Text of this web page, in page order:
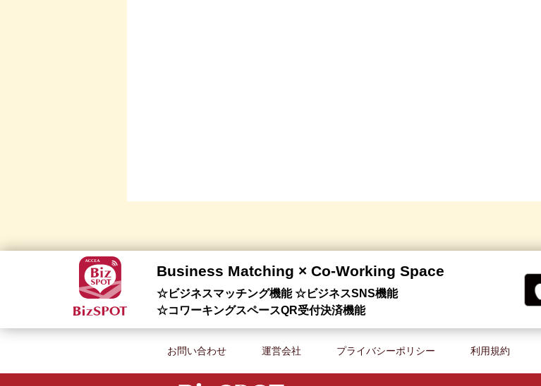
Business Matching × Co-Working Space
☆ビジネスマッチング機能 ☆ビジネスSNS機能
☆コワーキングスペースQR受付決済機能
お問い合わせ 運営会社 プライバシーポリシー 利用規約